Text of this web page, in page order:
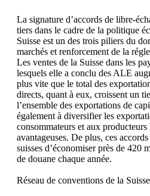
La signature d’accords de libre-
tiers dans le cadre de la politique
Suisse est un des trois piliers du
marchés et renforcement de la
Les ventes de la Suisse dans les
lesquels elle a conclu des ALE
plus vite que le total des
directs, quant à eux, croissent un
l’ensemble des exportations de
également à diversifier les
consommateurs et aux producteurs
avantageuses. De plus, ces
suisses d’économiser près de 420
de douane chaque année.
Réseau de conventions de la